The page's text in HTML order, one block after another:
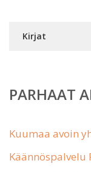
Kirjat
PARHAAT
Kuumaa avoin
Käännöspalvelu